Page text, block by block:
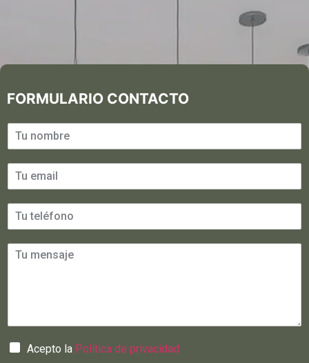
FORMULARIO CONTACTO
Acepto la Política de privacidad